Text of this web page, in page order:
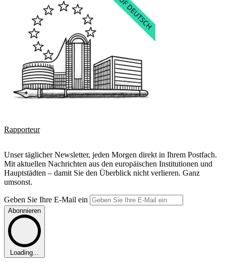
Rapporteur
Unser täglicher Newsletter, jeden Morgen direkt in Ihrem Postfach.
Mit aktuellen Nachrichten aus den europäischen Institutionen und
Hauptstädten – damit Sie den Überblick nicht verlieren. Ganz
umsonst.
Geben Sie Ihre E-Mail ein
Abonnieren
Loading...